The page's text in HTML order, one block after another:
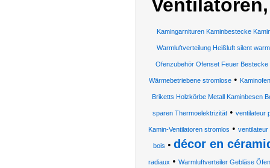
Kamingarnituren Kaminbestecke
Warmluftverteilung Heißluft silent
Ofenzubehör Ofenset Feuer Bestecke
Wärmebetriebene stromlose•
Briketts Holzkörbe Metall Kaminbesen
sparen Thermoelektrizität• ventilateur
Kamin-Ventilatoren stromlos • ventilateur
bois • décor en
radiaux • Warmluftverteiler Gebläse